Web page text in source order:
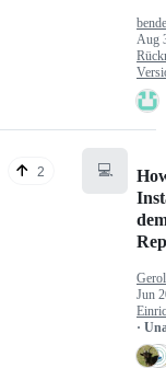
Aug
2 💻
Jun
·